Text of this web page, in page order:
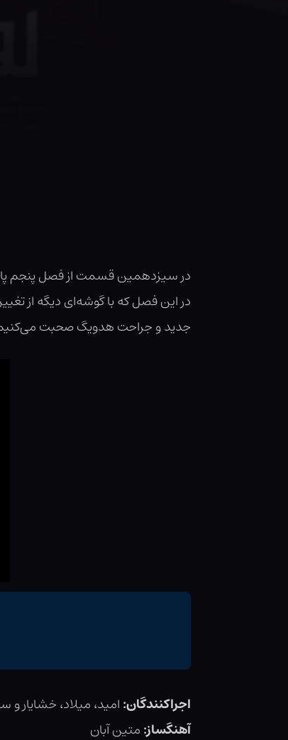
در سیزدهمین قسمت از فصل پنجم
در این فصل که با گوشه‌ای دیگه از
جدید و جراحت هدویگ صحبت
اجراکنندگان:امید، میلاد، خشایار و
آهنگساز:متین آبان